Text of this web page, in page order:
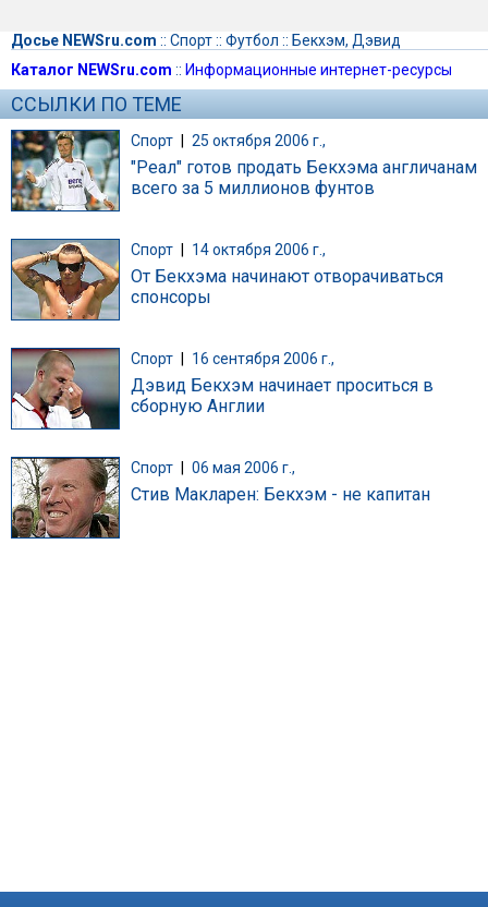
Досье NEWSru.com :: Спорт:: Футбол :: Бекхэм, Дэвид
Каталог NEWSru.com :: Информационные интернет-ресурсы
ССЫЛКИ ПО ТЕМЕ
Спорт | 25 октября 2006 г.,
"Реал" готов продать Бекхэма англичанам
всего за 5 миллионов фунтов
Спорт 14 октября 2006 г.,
От Бекхэма начинают отворачиваться
спонсоры
Спорт 16 сентября 2006 г.,
Дэвид Бекхэм начинает проситься в
сборную Англии
Спорт 06 мая 2006 г.,
Стив Макларен: Бекхэм - не капитан